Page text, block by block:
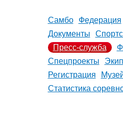
Самбо Федерация
Документы
Пресс-служба
Спецпроекты
Регистрация
Статистика